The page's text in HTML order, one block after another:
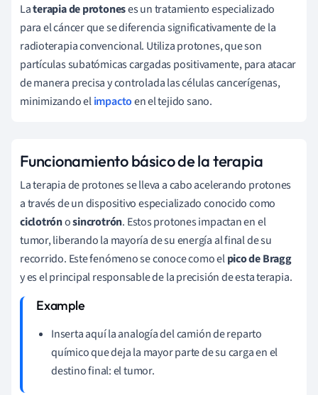
Laterapia de protoneses un tratamiento especializado
para el cáncer que se diferencia significativamente de la
radioterapia convencional. Utiliza protones, que son
partículas subatómicas cargadas positivamente, para atacar
de manera precisa y controlada las células cancerígenas,
minimizando elimpactoen el tejido sano.
Funcionamiento básico de la terapia
La terapia de protones se lleva a cabo acelerando protones
a través de un dispositivo especializado conocido como
ciclotrónosincrotrón. Estos protones impactan en el
tumor, liberando la mayoría de su energía al final de su
recorrido. Este fenómeno se conoce como elpico de Bragg
y es el principal responsable de la precisión de esta terapia.
Inserta aquí la analogía del camión de reparto
químico que deja la mayor parte de su carga en el
destino final: el tumor.